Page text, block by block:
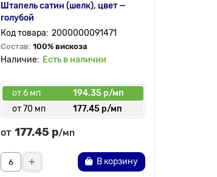
Штапель сатин (шелк), цвет —
голубой
2000000091471
Состав: 100% вискоза
Есть в наличии
от 6 мп
194.35 р/мп
от 70 мп
177.45 р/мп
от 177.45 р/мп
В корзину